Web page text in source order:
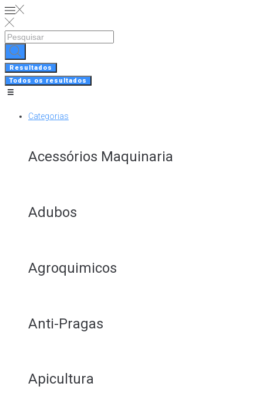
Skip
to
content
Search
Resultados
Todos os resultados
Categorias
Acessórios Maquinaria
Adubos
Agroquimicos
Anti-Pragas
Apicultura